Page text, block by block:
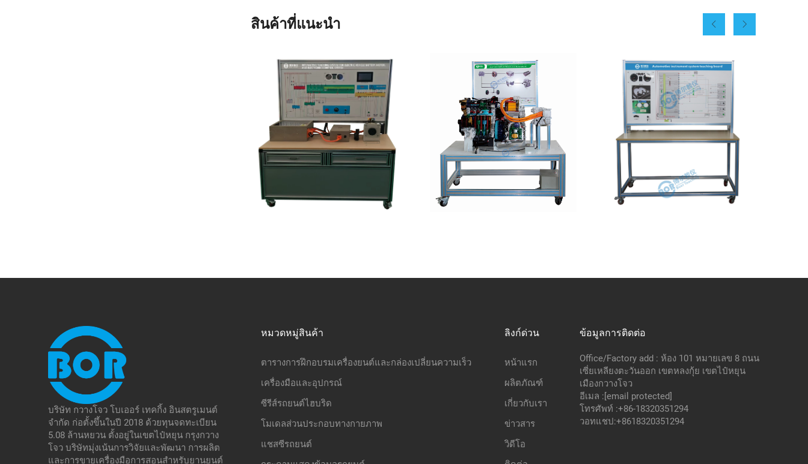
สินค้าที่แนะนำ
บริษัท กวางโจว โบเออร์ เทคกิ้ง อินสตรูเมนต์
จำกัด ก่อตั้งขึ้นในปี 2018 ด้วยทุนจดทะเบียน
5.08 ล้านหยวน ตั้งอยู่ในเขตไป๋หยุน กรุงกวาง
โจว บริษัทมุ่งเน้นการวิจัยและพัฒนา การผลิต
และการขายเครื่องมือการสอนสำหรับยานยนต์
หมวดหมู่สินค้า
ตารางการฝึกอบรมเครื่องยนต์และกล่องเปลี่ยนความเร็ว
เครื่องมือและอุปกรณ์
ซีรีส์รถยนต์ไฮบริด
โมเดลส่วนประกอบทางกายภาพ
แชสซีรถยนต์
ลิงก์ด่วน
หน้าแรก
ผลิตภัณฑ์
เกี่ยวกับเรา
ข่าวสาร
วิดีโอ
ข้อมูลการติดต่อ
Office/Factory add : ห้อง 101 หมายเลข 8 ถนน
เซี่ยเหลียงตะวันออก เขตหลงกุ้ย เขตไป๋หยุน
เมืองกวางโจว
อีเมล :[email protected]
โทรศัพท์ :+86-18320351294
วอทแชป:+8618320351294